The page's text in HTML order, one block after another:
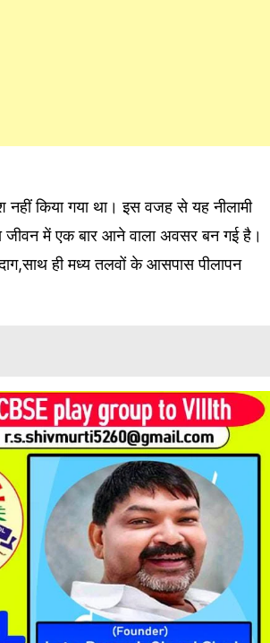
किया गया था। इस वजह से यह नीलामी
में एक बार आने वाला अवसर बन गई है।
ही मध्य तलवों के आसपास पीलापन